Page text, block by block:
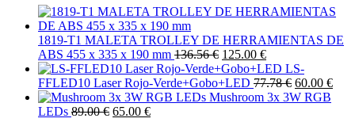
1819-T1 MALETA TROLLEY DE HERRAMIENTAS DE
ABS 455 x 335 x 190 mm 136.56 € 125.00 €
LS-
FFLED10 Laser Rojo-Verde+Gobo+LED 77.78 € 60.00 €
Mushroom 3x 3W RGB
LEDs 89.00 € 65.00 €